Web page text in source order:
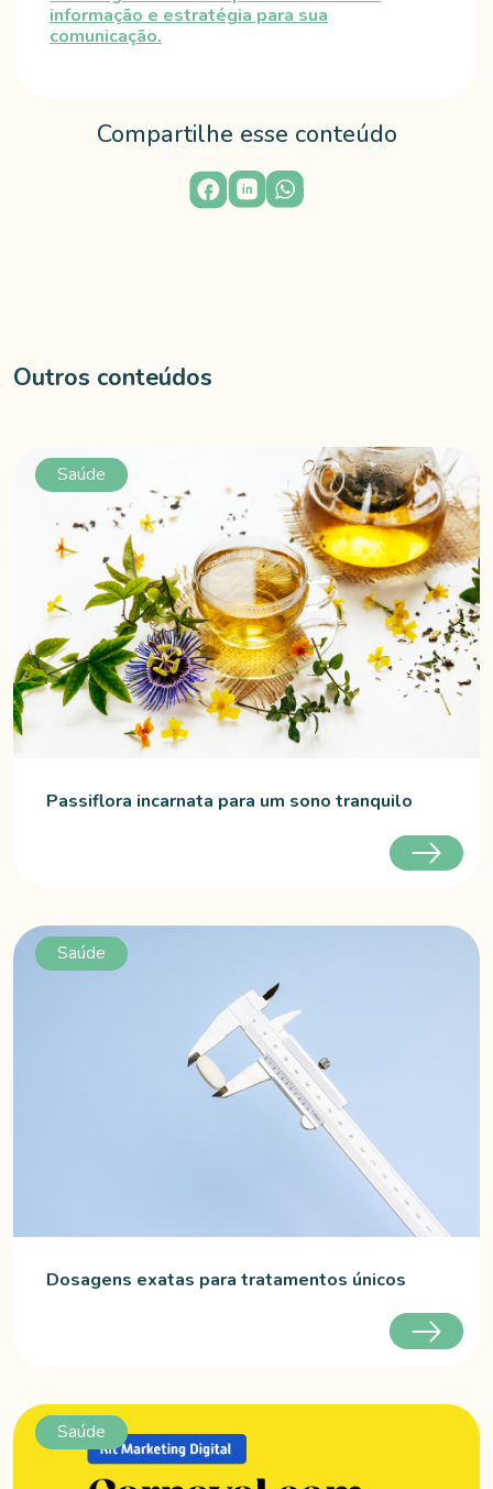
informação e estratégia para sua
comunicação.
Compartilhe esse conteúdo
Outros conteúdos
Saúde
Passiflora incarnata para um sono tranquilo
Saúde
Dosagens exatas para tratamentos únicos
Saúde